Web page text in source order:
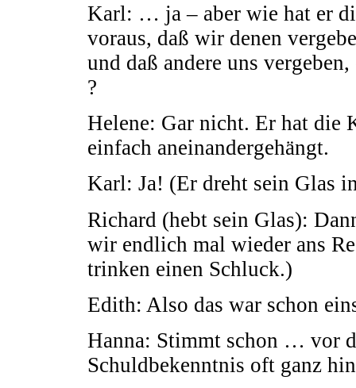
Karl: … ja – aber wie hat er
voraus, daß wir denen
und daß andere uns
?
Helene: Gar nicht. Er hat die
einfach aneinandergehängt.
Karl: Ja! (Er dreht sein Glas
Richard (hebt sein Glas):
wir endlich mal wieder ans
trinken einen Schluck.)
Edith: Also das war schon
Hanna: Stimmt schon … vor
Schuldbekenntnis oft ganz